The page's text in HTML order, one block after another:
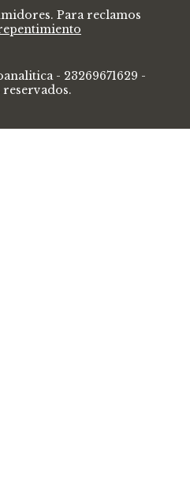
Para reclamos
- 23269671629 -